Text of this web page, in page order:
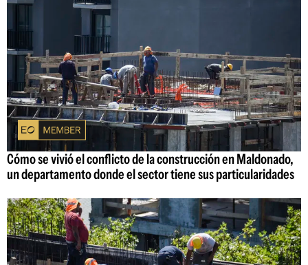
Cómo se vivió el conflicto de la construcción en Maldonado,
un departamento donde el sector tiene sus particularidades